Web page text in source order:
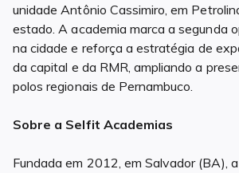
unidade Antônio Cassimiro, em
estado. A academia marca a segunda
na cidade e reforça a estratégia de
da capital e da RMR, ampliando a
polos regionais de Pernambuco.
Sobre a Selfit Academias
Fundada em 2012, em Salvador (BA),